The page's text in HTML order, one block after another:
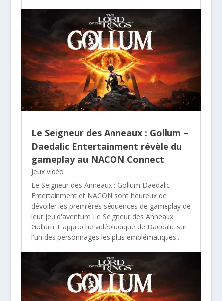
Le Seigneur des Anneaux : Gollum –
Daedalic Entertainment révèle du
gameplay au NACON Connect
Jeux vidéo
Le Seigneur des Anneaux : Gollum Daedalic
Entertainment et NACON sont heureux de
dévoiler les premières séquences de gameplay de
leur jeu d'aventure Le Seigneur des Anneaux :
Gollum. L'approche vidéoludique de Daedalic sur
l'un des personnages les plus emblématiques...